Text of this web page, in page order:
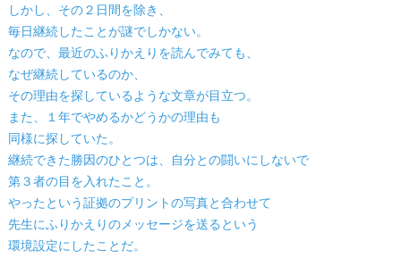
しかし、その２日間を除き、
毎日継続したことが謎でしかない。
なので、最近のふりかえりを読んでみても、
なぜ継続しているのか、
その理由を探しているような文章が目立つ。
また、１年でやめるかどうかの理由も
同様に探していた。
継続できた勝因のひとつは、自分との闘いにしないで
第３者の目を入れたこと。
やったという証拠のプリントの写真と合わせて
先生にふりかえりのメッセージを送るという
環境設定にしたことだ。